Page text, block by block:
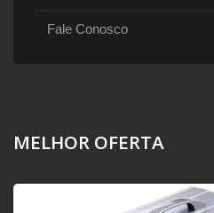
Fale Conosco
MELHOR OFERTA